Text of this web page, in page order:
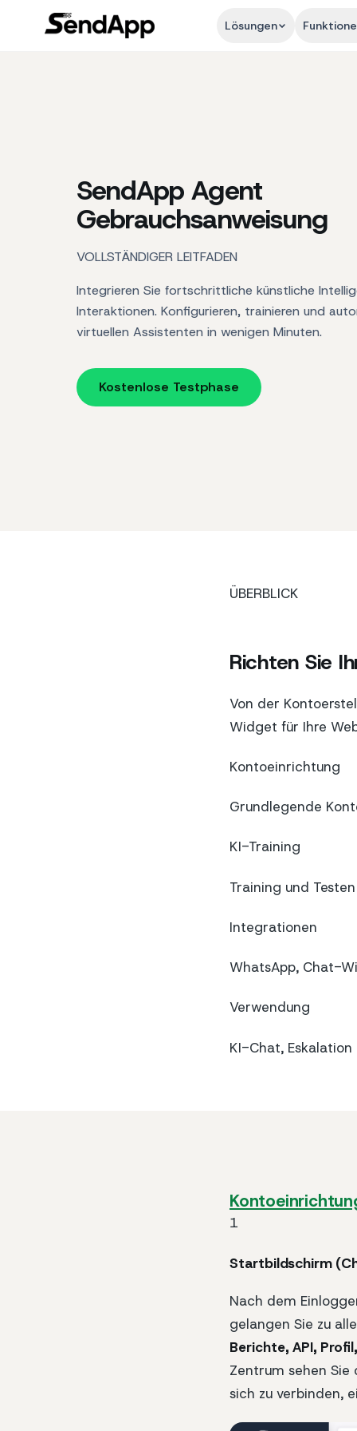
Lösungen
SendApp Agent
Gebrauchsanweisung
VOLLSTÄNDIGER LEITFADEN
Integrieren Sie fortschrittliche künstliche
Interaktionen. Konfigurieren, trainieren und
virtuellen Assistenten in wenigen Minuten.
Kostenlose Testphase
ÜBERBLICK
Richten Sie
Von der
Widget für Ihre
Kontoeinrichtung
Grundlegende
KI-Training
Training und
Integrationen
WhatsApp, Chat-
Verwendung
KI-Chat,
1
Startbildschirm
Nach dem
gelangen Sie zu
Berichte, API,
Zentrum sehen Sie
sich zu verbinden,